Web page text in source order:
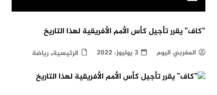
”كاف” يقرر تأجيل كأس الأمم الأفريقية لهذا التاريخ
المغربي اليوم 3 يوليوز، 2022 الرئيسية, رياضة